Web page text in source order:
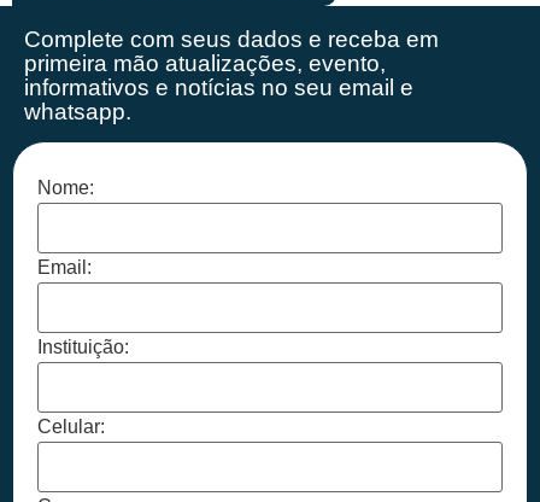
Complete com seus dados e receba em
primeira mão atualizações, evento,
informativos e notícias no seu email e
whatsapp.
Nome:
Email:
Instituição:
Celular: